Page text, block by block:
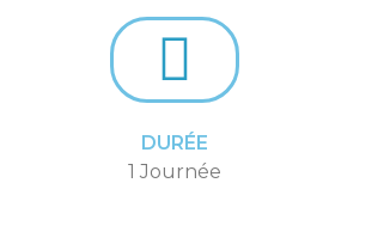
DURÉE
1 Journée